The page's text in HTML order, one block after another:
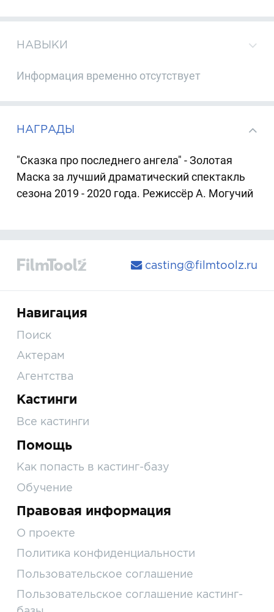
НАВЫКИ
Информация временно отсутствует
НАГРАДЫ
"Сказка про последнего ангела" - Золотая
Маска за лучший драматический спектакль
сезона 2019 - 2020 года. Режиссёр А. Могучий
casting@filmtoolz.ru
Навигация
Поиск
Актерам
Агентства
Кастинги
Все кастинги
Помощь
Как попасть в кастинг-базу
Обучение
Правовая информация
О проекте
Политика конфиденциальности
Пользовательское соглашение
Пользовательское соглашение кастинг-